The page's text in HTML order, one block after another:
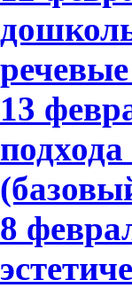
13
8